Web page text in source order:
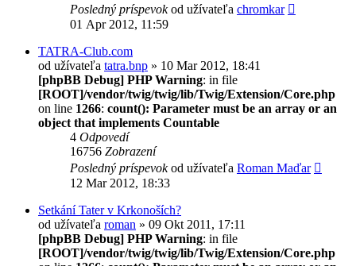
Posledný príspevokod užívateľa chromkar
01 Apr 2012, 11:59
TATRA-Club.com
od užívateľa tatra.bnp » 10 Mar 2012, 18:41
[phpBB Debug] PHP Warning: in file
[ROOT]/vendor/twig/twig/lib/Twig/Extension/Core.php
on line 1266: count(): Parameter must be an array or an
object that implements Countable
4 Odpovedí
16756 Zobrazení
Posledný príspevokod užívateľa Roman Maďar
12 Mar 2012, 18:33
Setkání Tater v Krkonoších?
od užívateľa roman » 09 Okt 2011, 17:11
[phpBB Debug] PHP Warning: in file
[ROOT]/vendor/twig/twig/lib/Twig/Extension/Core.php